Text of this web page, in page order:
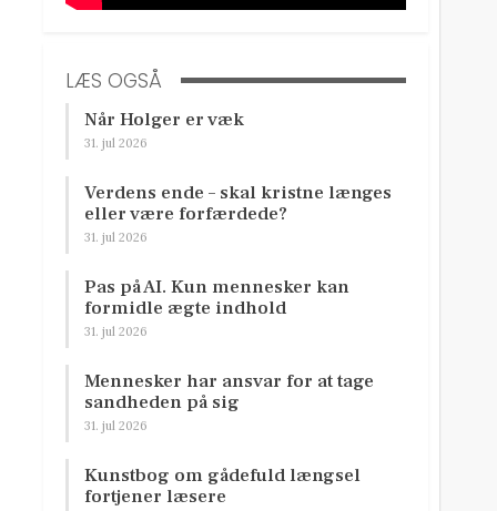
LÆS OGSÅ
Når Holger er væk
31. jul 2026
Verdens ende – skal kristne længes
eller være forfærdede?
31. jul 2026
Pas på AI. Kun mennesker kan
formidle ægte indhold
31. jul 2026
Mennesker har ansvar for at tage
sandheden på sig
31. jul 2026
Kunstbog om gådefuld længsel
fortjener læsere